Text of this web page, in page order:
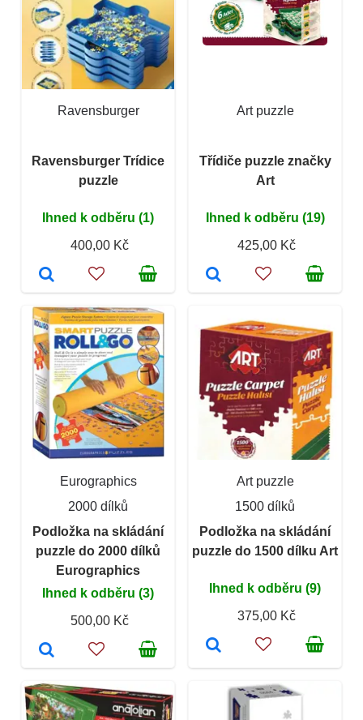
Ravensburger
Ravensburger Trídice
puzzle
Ihned k odběru (1)
400,00 Kč
Art puzzle
Třídiče puzzle značky
Art
Ihned k odběru (19)
425,00 Kč
Eurographics
2000 dílků
Podložka na skládání
puzzle do 2000 dílků
Eurographics
Ihned k odběru (3)
500,00 Kč
Art puzzle
1500 dílků
Podložka na skládání
puzzle do 1500 dílku Art
Ihned k odběru (9)
375,00 Kč